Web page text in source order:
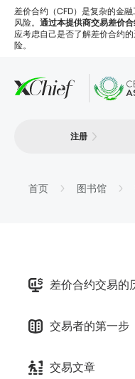
差价合约（CFD）是复杂的金
风险。 通过本提供商交易差价
应考虑自己是否了解差价合约
险。
平台
注册
首页 图书馆
差价合约交易的
交易者的第一步
交易文章